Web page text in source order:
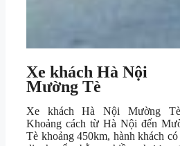
Xe khách Hà Nội
Mường Tè
Xe khách Hà Nội Mường
Khoảng cách từ Hà Nội đến
Tè khoảng 450km, hành khách có